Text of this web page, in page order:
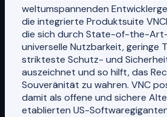
weltumspannenden
die integrierte Produktsuite
die sich durch State-of-the-
universelle Nutzbarkeit, geringe
strikteste Schutz- und
auszeichnet und so hilft, das
Souveränität zu wahren. VNC
damit als offene und sichere
etablierten US-